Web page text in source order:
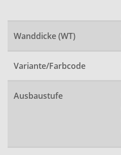
Wanddicke (WT)
Variante/Farbcode
Ausbaustufe